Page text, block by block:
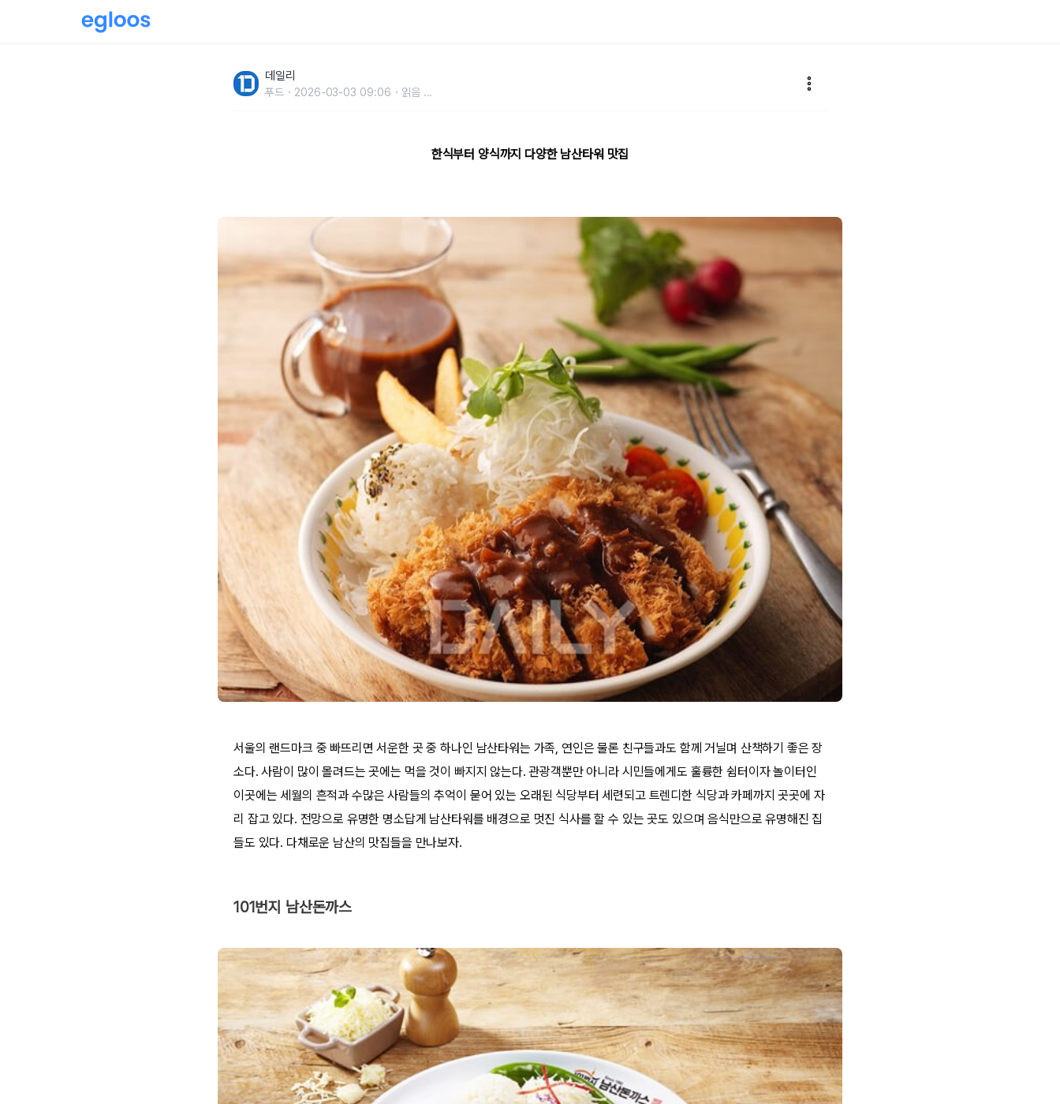
데일리
푸드 2026-03-03 09:06 읽음 ...
한식부터 양식까지 다양한 남산타워 맛집
서울의 랜드마크 중 빠뜨리면 서운한 곳 중 하나인 남산타워는 가족, 연인은 물론 친구들과도 함께 거닐며 산책하기 좋은 장
소다. 사람이 많이 몰려드는 곳에는 먹을 것이 빠지지 않는다. 관광객뿐만 아니라 시민들에게도 훌륭한 쉼터이자 놀이터인
이곳에는 세월의 흔적과 수많은 사람들의 추억이 묻어 있는 오래된 식당부터 세련되고 트렌디한 식당과 카페까지 곳곳에 자
리 잡고 있다. 전망으로 유명한 명소답게 남산타워를 배경으로 멋진 식사를 할 수 있는 곳도 있으며 음식만으로 유명해진 집
들도 있다. 다채로운 남산의 맛집들을 만나보자.
101번지 남산돈까스